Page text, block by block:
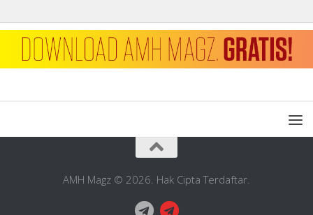
AMH Magz © 2026. Hak Cipta Terdaftar.